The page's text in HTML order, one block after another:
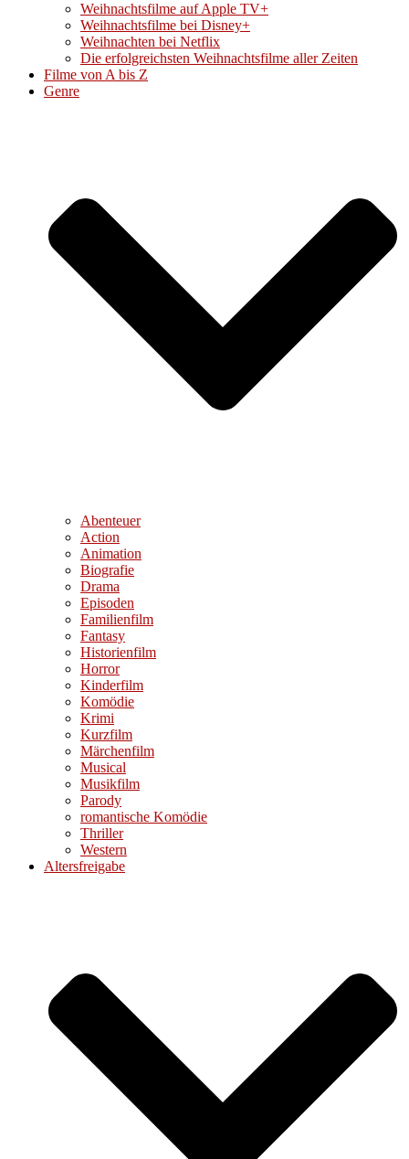
Weihnachtsfilme auf Apple TV+
Weihnachtsfilme bei Disney+
Weihnachten bei Netflix
Die erfolgreichsten Weihnachtsfilme aller Zeiten
Filme von A bis Z
Genre
Abenteuer
Action
Animation
Biografie
Drama
Episoden
Familienfilm
Fantasy
Historienfilm
Horror
Kinderfilm
Komödie
Krimi
Kurzfilm
Märchenfilm
Musical
Musikfilm
Parody
romantische Komödie
Thriller
Western
Altersfreigabe